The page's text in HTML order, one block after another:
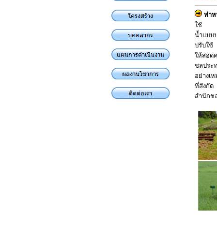
ทำห
ใช้
น้ำแบบ
ปรับใช้
ให้สอด
ชลประ
อย่างเ
ที่สังกัด
สำนักช